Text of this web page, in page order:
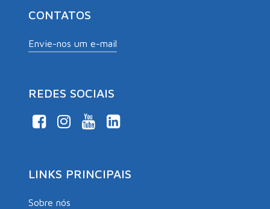
CONTATOS
Envie-nos um e-mail
REDES SOCIAIS
LINKS PRINCIPAIS
Sobre nós